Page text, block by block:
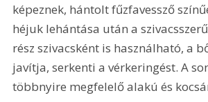
képeznek, hántolt fűzfavessző
héjuk lehántása után a
rész szivacsként is használható, a
javítja, serkenti a vérkeringést. A
többnyire megfelelő alakú és